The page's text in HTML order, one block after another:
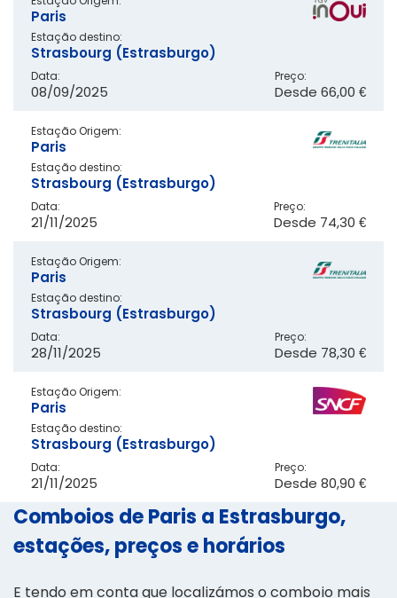
Paris
Estação destino:
Strasbourg (Estrasburgo)
Data:
08/09/2025
Preço:
Desde 66,00 €
Estação Origem:
Paris
Estação destino:
Strasbourg (Estrasburgo)
Data:
21/11/2025
Preço:
Desde 74,30 €
Estação Origem:
Paris
Estação destino:
Strasbourg (Estrasburgo)
Data:
28/11/2025
Preço:
Desde 78,30 €
Estação Origem:
Paris
Estação destino:
Strasbourg (Estrasburgo)
Data:
21/11/2025
Preço:
Desde 80,90 €
Comboios de Paris a Estrasburgo,
estações, preços e horários
E tendo em conta que localizámos o comboio mais